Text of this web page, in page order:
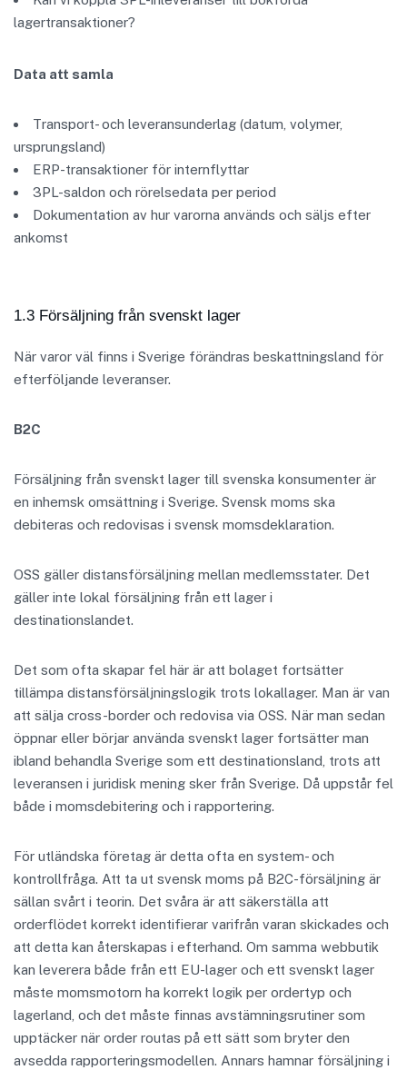
lagertransaktioner?
Data att samla
Transport- och leveransunderlag (datum, volymer,
ursprungsland)
ERP-transaktioner för internflyttar
3PL-saldon och rörelsedata per period
Dokumentation av hur varorna används och säljs efter
ankomst
1.3 Försäljning från svenskt lager
När varor väl finns i Sverige förändras beskattningsland för
efterföljande leveranser.
B2C
Försäljning från svenskt lager till svenska konsumenter är
en inhemsk omsättning i Sverige. Svensk moms ska
debiteras och redovisas i svensk momsdeklaration.
OSS gäller distansförsäljning mellan medlemsstater. Det
gäller inte lokal försäljning från ett lager i
destinationslandet.
Det som ofta skapar fel här är att bolaget fortsätter
tillämpa distansförsäljningslogik trots lokallager. Man är van
att sälja cross-border och redovisa via OSS. När man sedan
öppnar eller börjar använda svenskt lager fortsätter man
ibland behandla Sverige som ett destinationsland, trots att
leveransen i juridisk mening sker från Sverige. Då uppstår fel
både i momsdebitering och i rapportering.
För utländska företag är detta ofta en system- och
kontrollfråga. Att ta ut svensk moms på B2C-försäljning är
sällan svårt i teorin. Det svåra är att säkerställa att
orderflödet korrekt identifierar varifrån varan skickades och
att detta kan återskapas i efterhand. Om samma webbutik
kan leverera både från ett EU-lager och ett svenskt lager
måste momsmotorn ha korrekt logik per ordertyp och
lagerland, och det måste finnas avstämningsrutiner som
upptäcker när order routas på ett sätt som bryter den
avsedda rapporteringsmodellen. Annars hamnar försäljning i